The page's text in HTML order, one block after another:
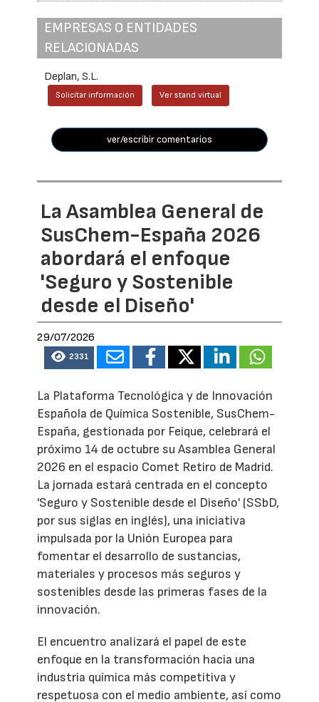
EMPRESAS O ENTIDADES
RELACIONADAS
Deplan, S.L.
Solicitar información Ver stand virtual
ver/escribir comentarios
La Asamblea General de
SusChem-España 2026
abordará el enfoque
'Seguro y Sostenible
desde el Diseño'
29/07/2026
2331
La Plataforma Tecnológica y de Innovación
Española de Química Sostenible, SusChem-
España, gestionada por Feique, celebrará el
próximo 14 de octubre su Asamblea General
2026 en el espacio Comet Retiro de Madrid.
La jornada estará centrada en el concepto
'Seguro y Sostenible desde el Diseño' (SSbD,
por sus siglas en inglés), una iniciativa
impulsada por la Unión Europea para
fomentar el desarrollo de sustancias,
materiales y procesos más seguros y
sostenibles desde las primeras fases de la
innovación.
El encuentro analizará el papel de este
enfoque en la transformación hacia una
industria química más competitiva y
respetuosa con el medio ambiente, así como